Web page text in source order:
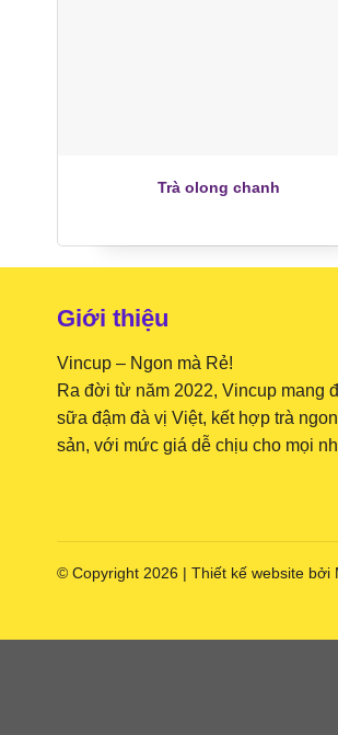
Trà olong chanh
Giới thiệu
Vincup – Ngon mà Rẻ!
Ra đời từ năm 2022, Vincup mang
sữa đậm đà vị Việt, kết hợp trà
sản, với mức giá dễ chịu cho mọi
© Copyright 2026 | Thiết kế website bởi